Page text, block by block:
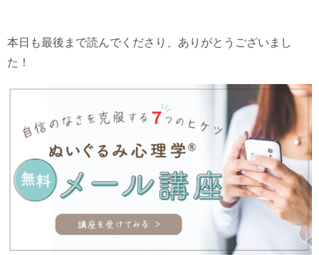
本日も最後まで読んでくださり、ありがとうございまし
た！